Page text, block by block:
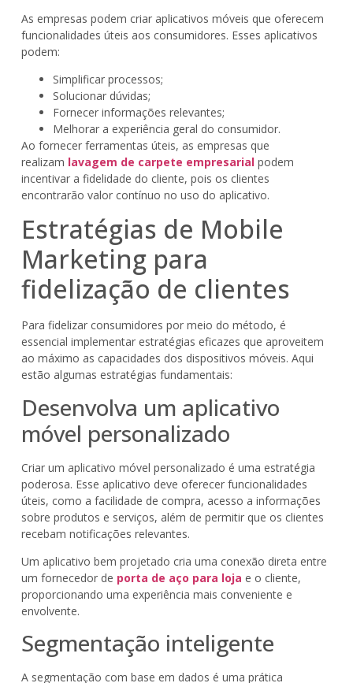
As empresas podem criar aplicativos móveis que oferecem
funcionalidades úteis aos consumidores. Esses aplicativos
podem:
Simplificar processos;
Solucionar dúvidas;
Fornecer informações relevantes;
Melhorar a experiência geral do consumidor.
Ao fornecer ferramentas úteis, as empresas que
realizam lavagem de carpete empresarial podem
incentivar a fidelidade do cliente, pois os clientes
encontrarão valor contínuo no uso do aplicativo.
Estratégias de Mobile
Marketing para
fidelização de clientes
Para fidelizar consumidores por meio do método, é
essencial implementar estratégias eficazes que aproveitem
ao máximo as capacidades dos dispositivos móveis. Aqui
estão algumas estratégias fundamentais:
Desenvolva um aplicativo
móvel personalizado
Criar um aplicativo móvel personalizado é uma estratégia
poderosa. Esse aplicativo deve oferecer funcionalidades
úteis, como a facilidade de compra, acesso a informações
sobre produtos e serviços, além de permitir que os clientes
recebam notificações relevantes.
Um aplicativo bem projetado cria uma conexão direta entre
um fornecedor de porta de aço para loja e o cliente,
proporcionando uma experiência mais conveniente e
envolvente.
Segmentação inteligente
A segmentação com base em dados é uma prática